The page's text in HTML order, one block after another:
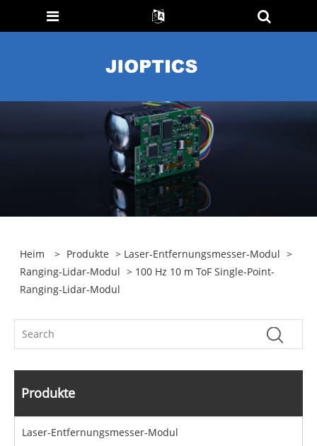
Heim > Produkte > Laser-Entfernungsmesser-Modul >
Ranging-Lidar-Modul > 100 Hz 10 m ToF Single-Point-
Ranging-Lidar-Modul
Produkte
Laser-Entfernungsmesser-Modul